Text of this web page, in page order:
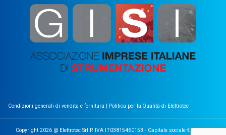
Condizioni generali di vendita e fornitura Politica per la Qualità di Elettrotec
Copyright 2026 @ Elettrotec Srl P. IVA IT03815460153 - Capitale sociale €